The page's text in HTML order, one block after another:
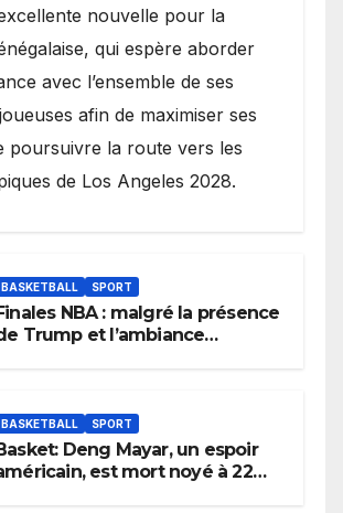
nouvelle pour la
qui espère aborder
avec l’ensemble de ses
afin de maximiser ses
poursuivre la route vers les
de Los Angeles 2028.
BASKETBALL SPORT
NBA : malgré la présence
Trump et l’ambiance
BASKETBALL SPORT
Deng Mayar, un espoir
est mort noyé à 22